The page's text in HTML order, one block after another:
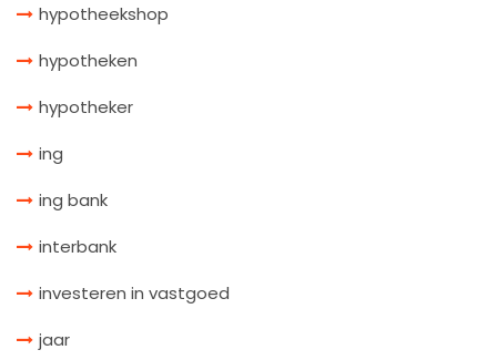
hypotheekshop
hypotheken
hypotheker
ing
ing bank
interbank
investeren in vastgoed
jaar